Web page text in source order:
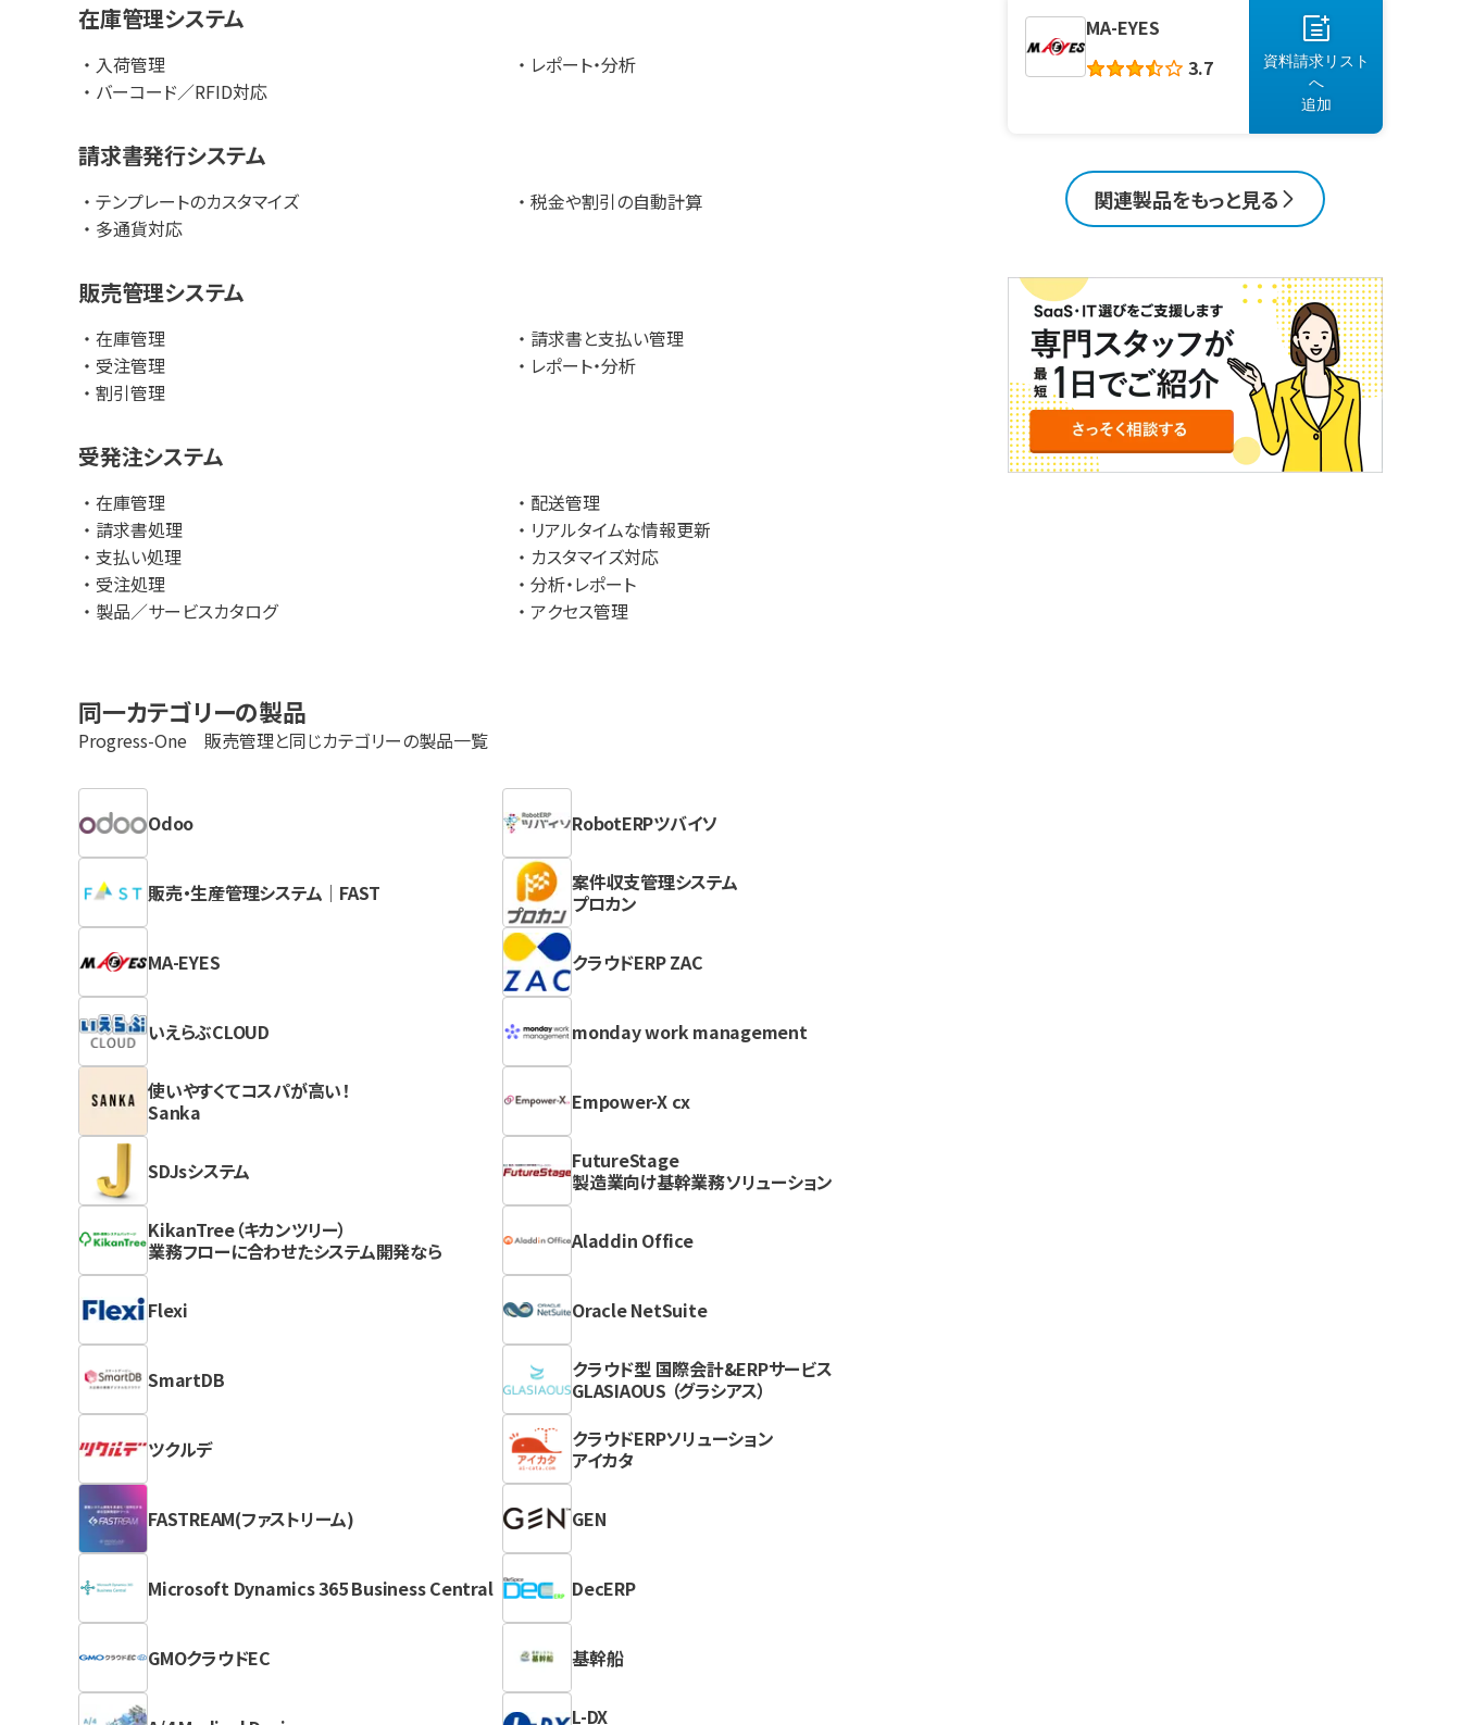
在庫管理システム
入荷管理
バーコード／RFID対応
レポート・分析
請求書発行システム
テンプレートのカスタマイズ
多通貨対応
税金や割引の自動計算
販売管理システム
在庫管理
受注管理
割引管理
請求書と支払い管理
レポート・分析
受発注システム
在庫管理
請求書処理
支払い処理
受注処理
製品／サービスカタログ
配送管理
リアルタイムな情報更新
カスタマイズ対応
分析・レポート
アクセス管理
同一カテゴリーの製品
Progress-One 販売管理と同じカテゴリーの製品一覧
Odoo RobotERPツバイソ
販売・生産管理システム｜FAST
案件収支管理システム
プロカン
MA-EYES クラウドERP ZAC
いえらぶCLOUD monday work management
使いやすくてコスパが高い！
Sanka
Empower-X cx
SDJsシステム
FutureStage
製造業向け基幹業務ソリューション
KikanTree（キカンツリー）
業務フローに合わせたシステム開発なら
Aladdin Office
Flexi Oracle NetSuite
SmartDB
クラウド型 国際会計&ERPサービス
GLASIAOUS （グラシアス）
ツクルデ
クラウドERPソリューション
アイカタ
FASTREAM(ファストリーム) GEN
Microsoft Dynamics 365 Business Central DecERP
GMOクラウドEC 基幹船
L-DX
MA-EYES
3.7
資料請求リスト
へ
追加
関連製品をもっと見る